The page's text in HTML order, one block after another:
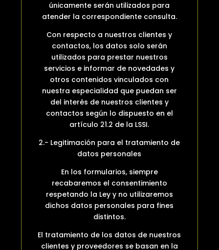
únicamente serán utilizados para
atender la correspondiente consulta.
Con respecto a nuestros clientes y
contactos, los datos solo serán
utilizados para prestar nuestros
servicios e informar de novedades y
otros contenidos vinculados con
nuestra especialidad que puedan ser
del interés de nuestros clientes y
contactos según lo dispuesto en el
artículo 21.2 de la LSSI.
2.- Legitimación para el tratamiento de
datos personales
En los formularios, siempre
recabaremos el consentimiento
respetando la Ley y no utilizaremos
dichos datos personales para fines
distintos.
El tratamiento de los datos de nuestros
clientes y proveedores se basan en la